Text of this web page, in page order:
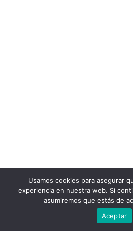
Usamos cookies para asegurar
experiencia en nuestra web. Si
asumiremos que estás de
Aceptar